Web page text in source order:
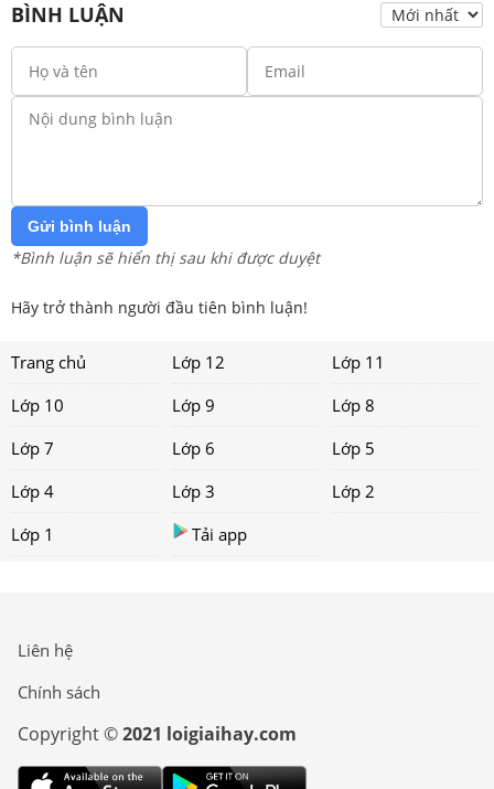
BÌNH LUẬN
Gửi bình luận
*Bình luận sẽ hiển thị sau khi được duyệt
Hãy trở thành người đầu tiên bình luận!
Trang chủ Lớp 12
Lớp 11
Lớp 10
Lớp 9
Lớp 8
Lớp 7
Lớp 6
Lớp 5
Lớp 4
Lớp 3
Lớp 2
Lớp 1
Tải app
Liên hệ
Chính sách
Copyright ©2021 loigiaihay.com